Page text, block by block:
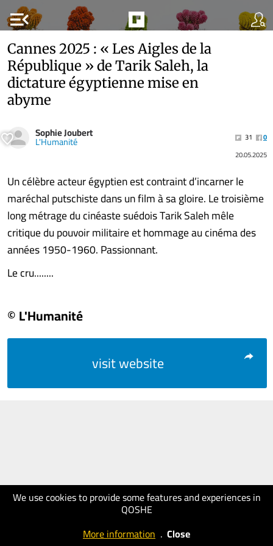
menu_open
We use cookies to provide some features and experiences in
QOSHE
More information . Close
Cannes 2025 : « Les Aigles de la
République » de Tarik Saleh, la
dictature égyptienne mise en
abyme
Sophie Joubert
L'Humanité 31
0
20.05.2025
Un célèbre acteur égyptien est contraint d’incarner le
maréchal putschiste dans un film à sa gloire. Le troisième
long métrage du cinéaste suédois Tarik Saleh mêle
critique du pouvoir militaire et hommage au cinéma des
années 1950-1960. Passionnant.
Le cru........
© L'Humanité
visit website